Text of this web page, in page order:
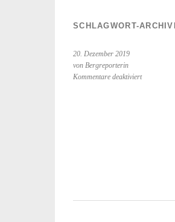
SCHLAGWORT-
20. Dezember 2019
von Bergreporterin
Kommentare deaktiviertfür